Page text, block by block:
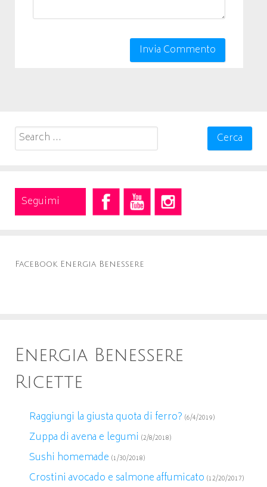
Search
for:
Seguimi
Facebook Energia Benessere
Energia Benessere
Ricette
Raggiungi la giusta quota di ferro? (6/4/2019)
Zuppa di avena e legumi (2/8/2018)
Sushi homemade (1/30/2018)
Crostini avocado e salmone affumicato (12/20/2017)